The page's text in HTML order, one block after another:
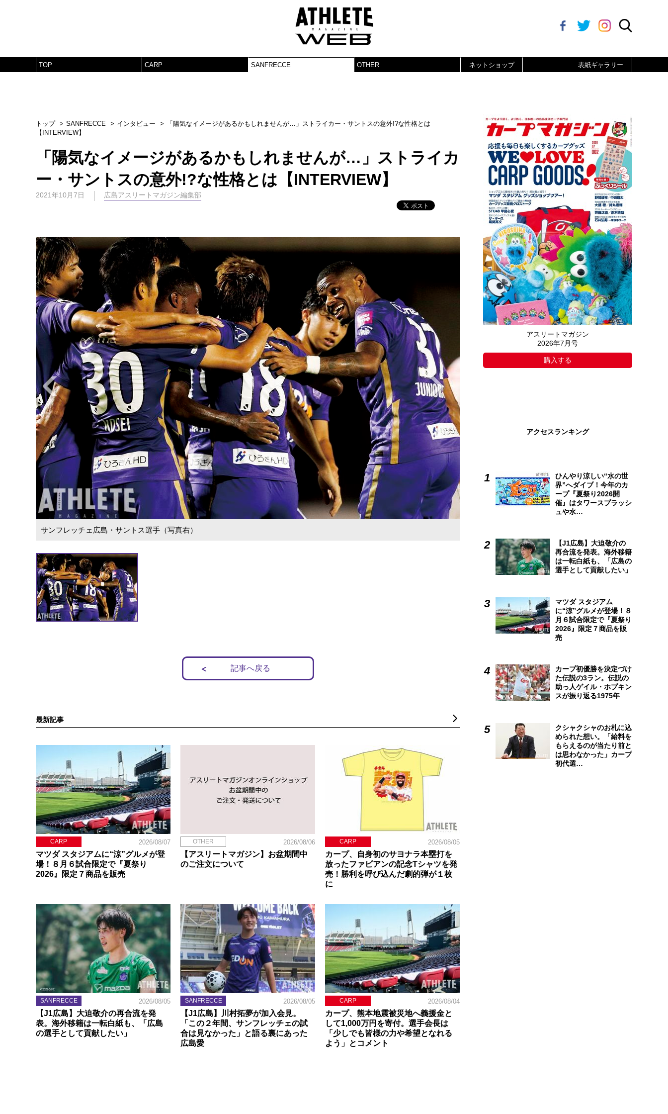
TOP CARP SANFRECCE OTHER ネットショップ 表紙ギャラリー
トップ SANFRECCE インタビュー
「陽気なイメージがあるかもしれませんが…」ストライカー・サントスの意外!?な性格とは
【INTERVIEW】
「陽気なイメージがあるかもしれませんが…」ストライカ
ー・サントスの意外!?な性格とは【INTERVIEW】
2021年10月7日 広島アスリートマガジン編集部
サンフレッチェ広島・サントス選手（写真右）
記事へ戻る
最新記事
CARP 2026/08/07
マツダ スタジアムに“涼”グルメが登
場！８月６試合限定で『夏祭り
2026』限定７商品を販売
OTHER 2026/08/06
【アスリートマガジン】お盆期間中
のご注文について
CARP 2026/08/05
カープ、自身初のサヨナラ本塁打を
放ったファビアンの記念Tシャツを発
売！勝利を呼び込んだ劇的弾が１枚
に
SANFRECCE 2026/08/05
【J1広島】大迫敬介の再合流を発
表。海外移籍は一転白紙も、「広島
の選手として貢献したい」
SANFRECCE 2026/08/05
【J1広島】川村拓夢が加入会見。
「この２年間、サンフレッチェの試
合は見なかった」と語る裏にあった
広島愛
CARP 2026/08/04
カープ、熊本地震被災地へ義援金と
して1,000万円を寄付。選手会長は
「少しでも皆様の力や希望となれる
よう」とコメント
アスリートマガジン
2026年7月号
購入する
アクセスランキング
ひんやり涼しい“水の世
界”へダイブ！今年のカ
ープ『夏祭り2026開
催』はタワースプラッシ
ュや水…
【J1広島】大迫敬介の
再合流を発表。海外移籍
は一転白紙も、「広島の
選手として貢献したい」
マツダ スタジアム
に“涼”グルメが登場！８
月６試合限定で『夏祭り
2026』限定７商品を販
売
カープ初優勝を決定づけ
た伝説の3ラン。伝説の
助っ人ゲイル・ホプキン
スが振り返る1975年
クシャクシャのお札に込
められた想い。「給料を
もらえるのが当たり前と
は思わなかった」カープ
初代選…